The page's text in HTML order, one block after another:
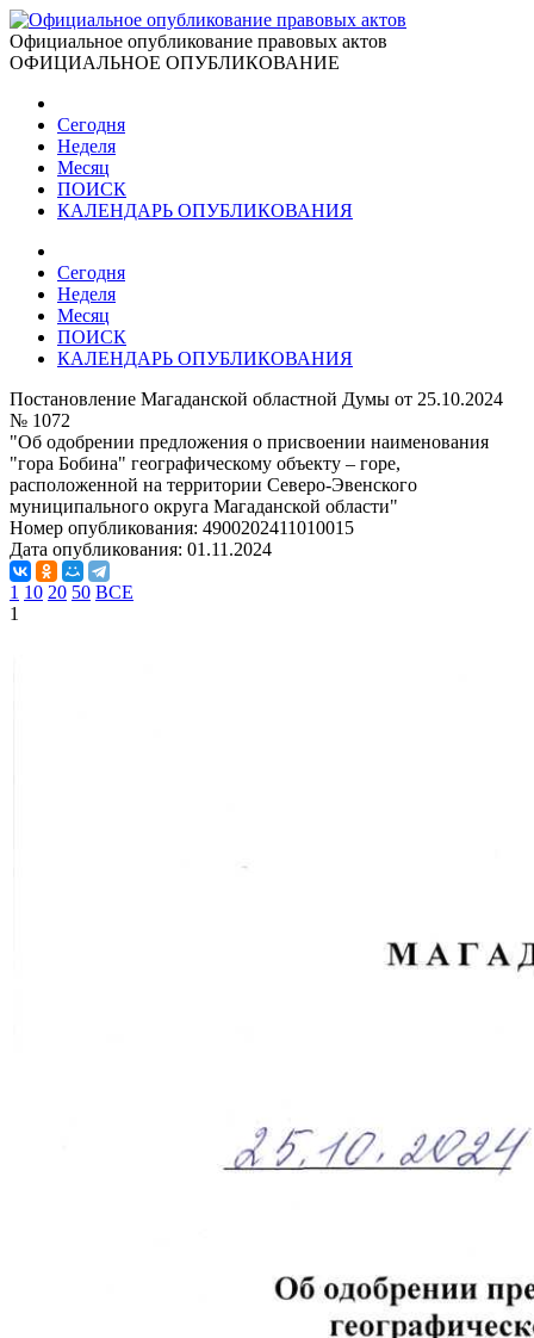
Официальное опубликование правовых актов
ОФИЦИАЛЬНОЕ ОПУБЛИКОВАНИЕ
Сегодня
Неделя
Месяц
ПОИСК
КАЛЕНДАРЬ ОПУБЛИКОВАНИЯ
Сегодня
Неделя
Месяц
ПОИСК
КАЛЕНДАРЬ ОПУБЛИКОВАНИЯ
Постановление Магаданской областной Думы от 25.10.2024
№ 1072
"Об одобрении предложения о присвоении наименования
"гора Бобина" географическому объекту – горе,
расположенной на территории Северо-Эвенского
муниципального округа Магаданской области"
Номер опубликования: 4900202411010015
Дата опубликования: 01.11.2024
1 10 20 50 ВСЕ
1